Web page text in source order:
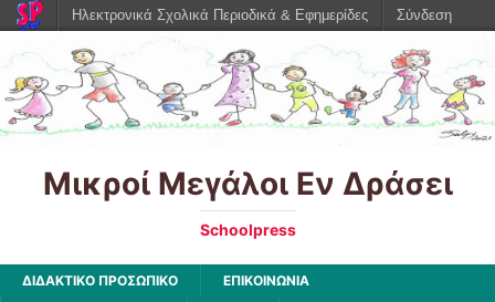
Μικροί Μεγάλοι Εν Δράσει
Schoolpress
ΔΙΔΑΚΤΙΚΟ ΠΡΟΣΩΠΙΚΟ
ΕΠΙΚΟΙΝΩΝΙΑ
Ηλεκτρονικά Σχολικά Περιοδικά & Εφημερίδες Σύνδεση